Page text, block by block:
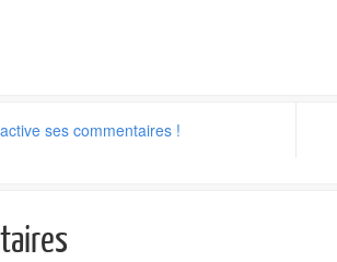
ses commentaires !